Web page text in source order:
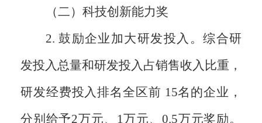
（二）科技创新能力奖
2. 鼓励企业加大研发投入。综合研
发投入总量和研发投入占销售收入比重，
研发经费投入排名全区前 15名的企业，
分别给予2万元、1万元、0.5万元奖励。